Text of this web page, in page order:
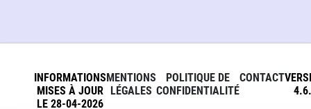
INFORMATIONS
MISES À JOUR
LE 28-04-2026
MENTIONS
LÉGALES
POLITIQUE DE
CONFIDENTIALITÉ
CONTACT